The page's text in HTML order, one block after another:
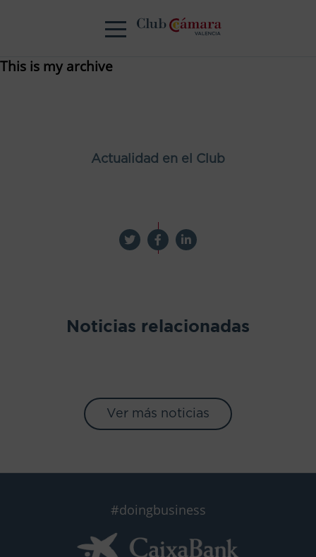
This is my archive
Actualidad en el Club
Noticias relacionadas
Ver más noticias
#doingbusiness